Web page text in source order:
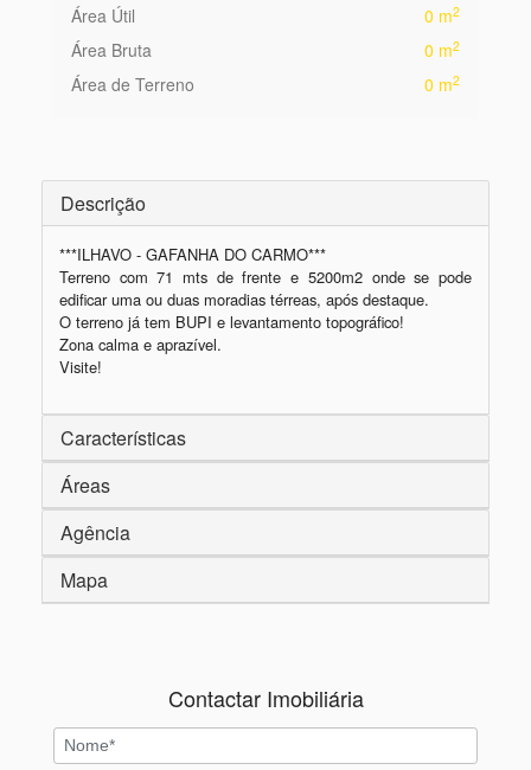
Área Útil
0 m2
Área Bruta 0 m2
Área de Terreno 0 m2
Descrição
***ILHAVO - GAFANHA DO CARMO***
Terreno com 71 mts de frente e 5200m2 onde se pode
edificar uma ou duas moradias térreas, após destaque.
O terreno já tem BUPI e levantamento topográfico!
Zona calma e aprazível.
Visite!
Características
Áreas
Agência
Mapa
Contactar Imobiliária